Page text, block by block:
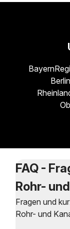
Bayern
Berlin
FAQ -
Rohr-
Fragen und
Rohr- und